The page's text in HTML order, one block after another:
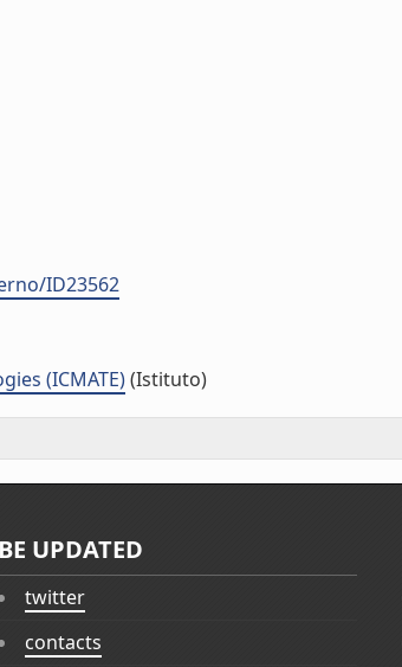
ID23562
(ICMATE)(Istituto)
BE UPDATED
twitter
contacts